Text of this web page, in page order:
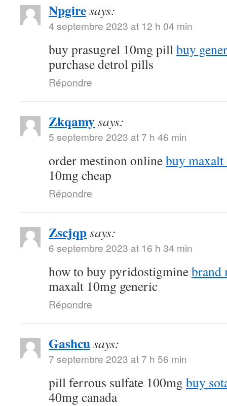
Npgiresays:
4 septembre 2023 at 12 h 04 min
buy prasugrel 10mg pillbuy
purchase detrol pills
Répondre
Zkqamysays:
5 septembre 2023 at 7 h 46 min
order mestinon onlinebuy
10mg cheap
Répondre
Zscjqpsays:
6 septembre 2023 at 16 h 34 min
how to buy pyridostigminebrand
maxalt 10mg generic
Répondre
Gashcusays:
7 septembre 2023 at 7 h 56 min
pill ferrous sulfate 100mg buy
40mg canada